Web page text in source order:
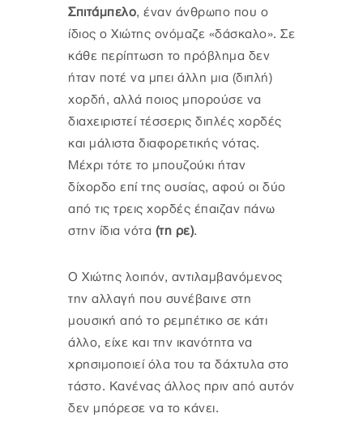
Σπιτάμπελο, έναν άνθρωπο που ο
ίδιος ο Χιώτης ονόμαζε «δάσκαλο». Σε
κάθε περίπτωση το πρόβλημα δεν
ήταν ποτέ να μπει άλλη μια (διπλή)
χορδή, αλλά ποιος μπορούσε να
διαχειριστεί τέσσερις διπλές χορδές
και μάλιστα διαφορετικής νότας.
Μέχρι τότε το μπουζούκι ήταν
δίχορδο επί της ουσίας, αφού οι δύο
από τις τρεις χορδές έπαιζαν πάνω
στην ίδια νότα (τη ρε).
Ο Χιώτης λοιπόν, αντιλαμβανόμενος
την αλλαγή που συνέβαινε στη
μουσική από το ρεμπέτικο σε κάτι
άλλο, είχε και την ικανότητα να
χρησιμοποιεί όλα του τα δάχτυλα στο
τάστο. Κανένας άλλος πριν από αυτόν
δεν μπόρεσε να το κάνει.